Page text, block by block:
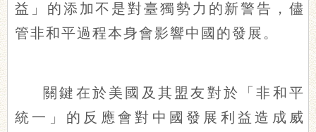
益」的添加不是對臺獨勢力的新警告，儘
管非和平過程本身會影響中國的發展。
關鍵在於美國及其盟友對於「非和平
統一」的反應會對中國發展利益造成威